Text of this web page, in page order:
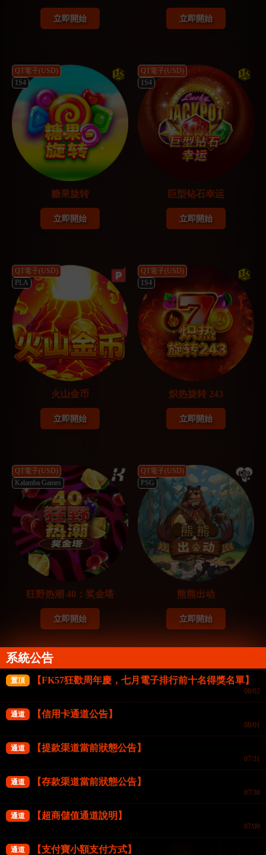
立即開始 立即開始
QT電子(USD)
1S4
糖果旋转
立即開始
QT電子(USD)
1S4
巨型钻石幸运
立即開始
QT電子(USD)
PLA
火山金币
立即開始
QT電子(USD)
1S4
炽热旋转 243
立即開始
QT電子(USD)
Kalamba Games
狂野热潮 40：奖金塔
立即開始
QT電子(USD)
PSG
熊熊出动
立即開始
QT電子(USD)
Onlyplay
立即開始
QT電子(USD)
NetGame Entertainment
系統公告
置頂 【FK57狂歡周年慶，七月電子排行前十名得獎名單】
08/02
通道 【信用卡通道公告】
08/01
通道 【提款渠道當前狀態公告】
07/31
通道 【存款渠道當前狀態公告】
07/30
通道 【超商儲值通道說明】
07/09
通道 【支付寶小額支付方式】